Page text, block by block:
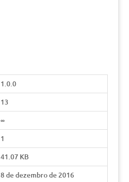
1.0.0
13
∞
1
41.07 KB
8 de dezembro de 2016